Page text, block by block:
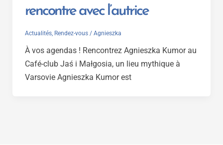
rencontre avec l’autrice
Actualités, Rendez-vous/ Agnieszka
À vos agendas ! Rencontrez Agnieszka Kumor au
Café-club Jaś i Małgosia, un lieu mythique à
Varsovie Agnieszka Kumor est